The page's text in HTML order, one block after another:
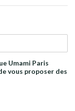
Umami Paris
vous proposer des